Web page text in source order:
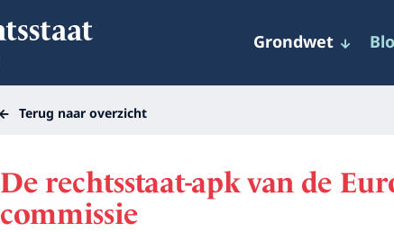
Grondwet
Terug naar overzicht
De rechtsstaat-apk van de
commissie